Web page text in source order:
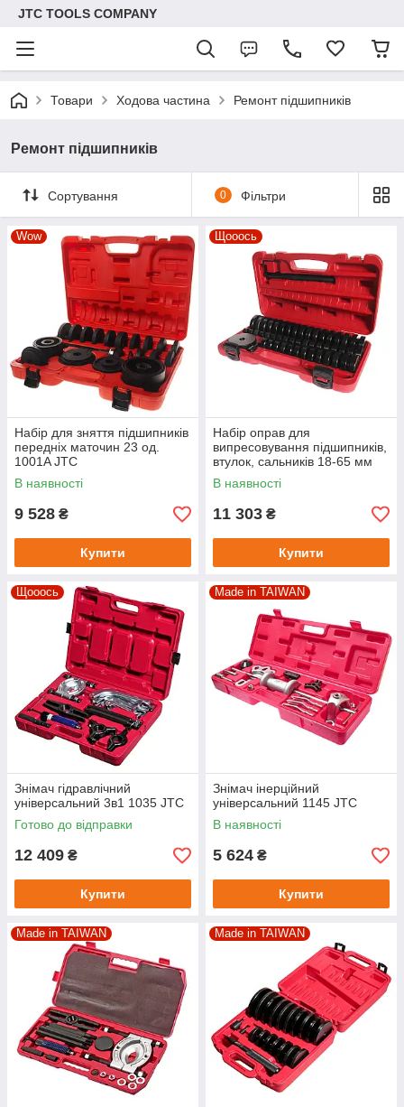
JTC TOOLS COMPANY
Товари Ходова частина Ремонт підшипників
Ремонт підшипників
Сортування 0 Фільтри
Wow
Набір для зняття підшипників
передніх маточин 23 од.
1001A JTC
В наявності
9 528 ₴
Купити
Щооось
Набір оправ для
випресовування підшипників,
втулок, сальників 18-65 мм
(крок 1 мм) 4856 JTC
В наявності
11 303 ₴
Купити
Щооось
Знімач гідравлічний
універсальний 3в1 1035 JTC
Готово до відправки
12 409 ₴
Купити
Made in TAIWAN
Знімач інерційний
універсальний 1145 JTC
В наявності
5 624 ₴
Купити
Made in TAIWAN Made in TAIWAN